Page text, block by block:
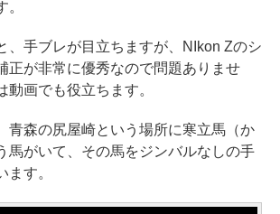
、手ブレが目立ちますが、NIkon Zのシ
正が非常に優秀なので問題ありませ
動画でも役立ちます。
青森の尻屋崎という場所に寒立馬（か
馬がいて、その馬をジンバルなしの手
ます。